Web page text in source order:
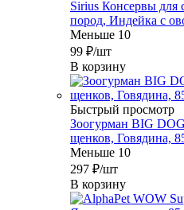
Sirius Консервы для
пород, Индейка с
Меньше 10
99 ₽/шт
В корзину
Быстрый просмотр
Зоогурман BIG
щенков, Говядина,
Меньше 10
297 ₽/шт
В корзину